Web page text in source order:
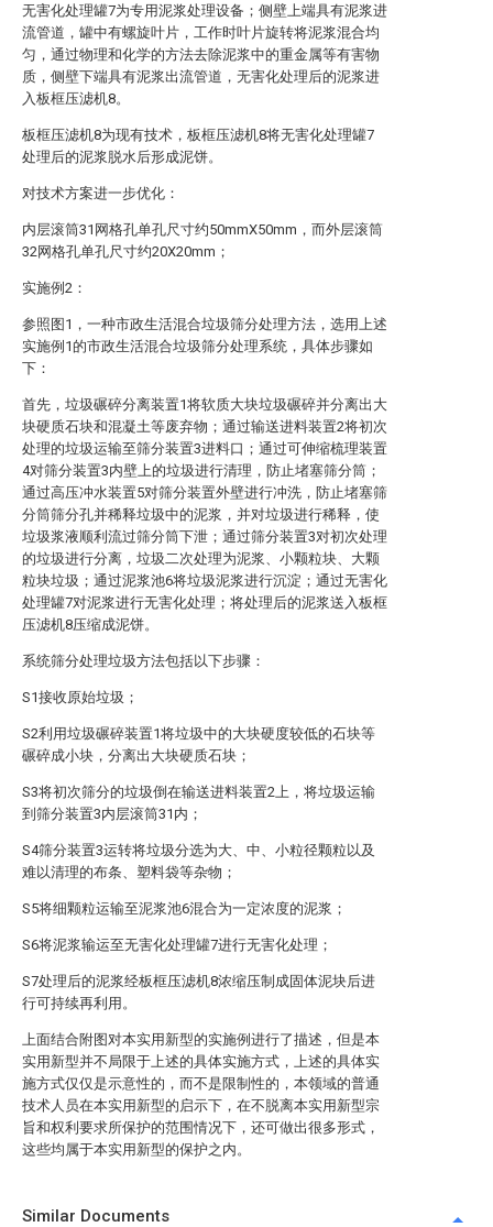
无害化处理罐7为专用泥浆处理设备；侧壁上端具有泥浆进
流管道，罐中有螺旋叶片，工作时叶片旋转将泥浆混合均
匀，通过物理和化学的方法去除泥浆中的重金属等有害物
质，侧壁下端具有泥浆出流管道，无害化处理后的泥浆进
入板框压滤机8。
板框压滤机8为现有技术，板框压滤机8将无害化处理罐7
处理后的泥浆脱水后形成泥饼。
对技术方案进一步优化：
内层滚筒31网格孔单孔尺寸约50mmX50mm，而外层滚筒
32网格孔单孔尺寸约20X20mm；
实施例2：
参照图1，一种市政生活混合垃圾筛分处理方法，选用上述
实施例1的市政生活混合垃圾筛分处理系统，具体步骤如
下：
首先，垃圾碾碎分离装置1将软质大块垃圾碾碎并分离出大
块硬质石块和混凝土等废弃物；通过输送进料装置2将初次
处理的垃圾运输至筛分装置3进料口；通过可伸缩梳理装置
4对筛分装置3内壁上的垃圾进行清理，防止堵塞筛分筒；
通过高压冲水装置5对筛分装置外壁进行冲洗，防止堵塞筛
分筒筛分孔并稀释垃圾中的泥浆，并对垃圾进行稀释，使
垃圾浆液顺利流过筛分筒下泄；通过筛分装置3对初次处理
的垃圾进行分离，垃圾二次处理为泥浆、小颗粒块、大颗
粒块垃圾；通过泥浆池6将垃圾泥浆进行沉淀；通过无害化
处理罐7对泥浆进行无害化处理；将处理后的泥浆送入板框
压滤机8压缩成泥饼。
系统筛分处理垃圾方法包括以下步骤：
S1接收原始垃圾；
S2利用垃圾碾碎装置1将垃圾中的大块硬度较低的石块等
碾碎成小块，分离出大块硬质石块；
S3将初次筛分的垃圾倒在输送进料装置2上，将垃圾运输
到筛分装置3内层滚筒31内；
S4筛分装置3运转将垃圾分选为大、中、小粒径颗粒以及
难以清理的布条、塑料袋等杂物；
S5将细颗粒运输至泥浆池6混合为一定浓度的泥浆；
S6将泥浆输运至无害化处理罐7进行无害化处理；
S7处理后的泥浆经板框压滤机8浓缩压制成固体泥块后进
行可持续再利用。
上面结合附图对本实用新型的实施例进行了描述，但是本
实用新型并不局限于上述的具体实施方式，上述的具体实
施方式仅仅是示意性的，而不是限制性的，本领域的普通
技术人员在本实用新型的启示下，在不脱离本实用新型宗
旨和权利要求所保护的范围情况下，还可做出很多形式，
这些均属于本实用新型的保护之内。
Similar Documents